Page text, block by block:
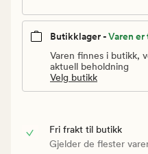
Butikklager -Varen
Varen finnes i butikk,
aktuell beholdning
Velg butikk
Fri frakt til butikk
Gjelder de flester